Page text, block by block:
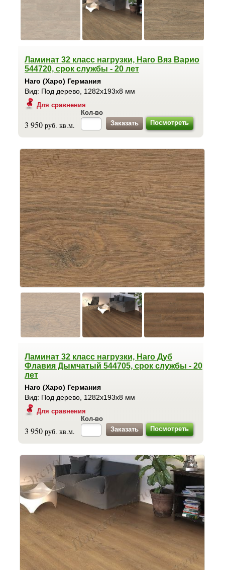
Ламинат 32 класс нагрузки, Haro Вяз Варио
544720, срок службы - 20 лет
Haro (Харо) Германия
Вид: Под дерево, 1282x193x8 мм
Для сравнения
3 950 руб. кв.м.
Кол-во
Посмотреть
Ламинат 32 класс нагрузки, Haro Дуб
Флавия Дымчатый 544705, срок службы - 20
лет
Haro (Харо) Германия
Вид: Под дерево, 1282x193x8 мм
Для сравнения
3 950 руб. кв.м.
Кол-во
Посмотреть